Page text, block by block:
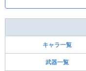
キャラ一覧
武器一覧